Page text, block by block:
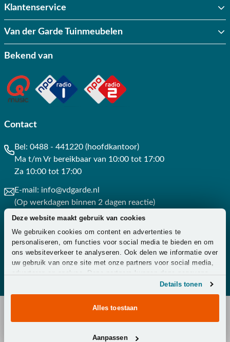
Deze website maakt gebruik van cookies
We gebruiken cookies om content en advertenties te
personaliseren, om functies voor social media te bieden en om
ons websiteverkeer te analyseren. Ook delen we informatie over
uw gebruik van onze site met onze partners voor social media,
adverteren en analyse. Deze partners kunnen deze gegevens
combineren met andere informatie die u aan ze heeft verstrekt
of die ze hebben verzameld op basis van uw gebruik van hun
Details tonen
Alles toestaan
Aanpassen
Klantenservice
Van der Garde Tuinmeubelen
Bekend van
Contact
Bel: 0488 - 441220 (hoofdkantoor)
Ma t/m Vr bereikbaar van 10:00 tot 17:00
Za 10:00 tot 17:00
E-mail: info@vdgarde.nl
(Op werkdagen binnen 2 dagen reactie)
Whatsapp: 0488441220
(Op werkdagen binnen 3 uur reactie)
Copyright © 2026 - Van der Garde Tuinmeubelen -